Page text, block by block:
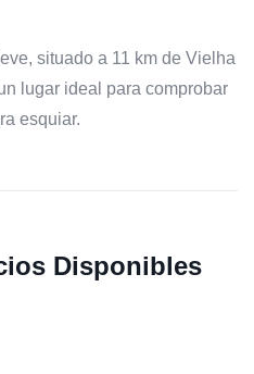
situado a 11 km de Vielha
lugar ideal para comprobar
esquiar.
Disponibles